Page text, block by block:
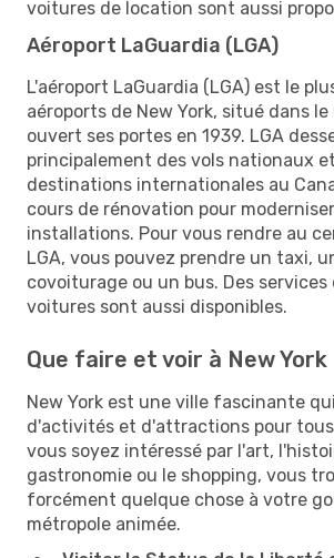
voitures de location sont aussi
Aéroport LaGuardia (LGA)
L'aéroport LaGuardia (LGA) est le
aéroports de New York, situé dans le
ouvert ses portes en 1939. LGA
principalement des vols nationaux
destinations internationales au
cours de rénovation pour
installations. Pour vous rendre au
LGA, vous pouvez prendre un taxi,
covoiturage ou un bus. Des
voitures sont aussi disponibles.
Que faire et voir à New York
New York est une ville fascinante
d'activités et d'attractions pour tous
vous soyez intéressé par l'art,
gastronomie ou le shopping, vous
forcément quelque chose à votre
métropole animée.